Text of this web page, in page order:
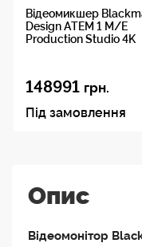
Відеомикшер
Design ATEM 1 M/E
Production Studio 4K
148991 грн.
Під замовлення
Опис
Відеомонітор